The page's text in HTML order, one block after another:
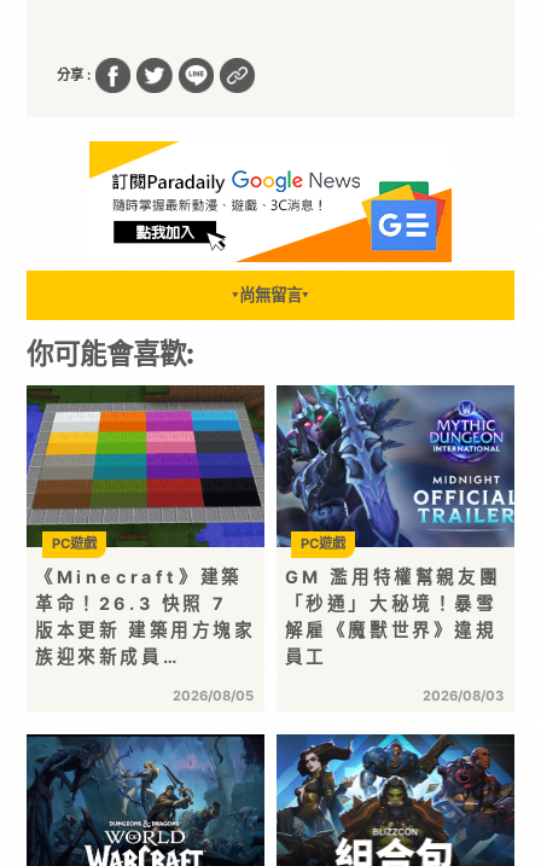
分享 :
▼ 尚無留言▼
你可能會喜歡:
《Minecraft》建築
革命！26.3 快照 7
版本更新 建築用方塊家
族迎來新成員…
2026/08/05
PC遊戲
GM 濫用特權幫親友團
「秒通」大秘境！暴雪
解雇《魔獸世界》違規
員工
2026/08/03
PC遊戲